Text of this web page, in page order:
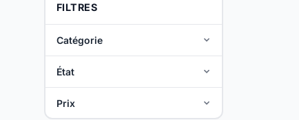
FILTRES
Catégorie
État
Prix